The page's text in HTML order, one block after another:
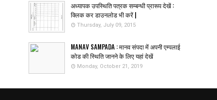
अध्यापक उपस्थिति पत्रक सम्बन्धी प्रारूप देखें :
क्लिक कर डाउनलोड भी करें |
Thursday, July 09, 2015
MANAV SAMPADA : मानव संपदा में अपनी एम्पलाई
कोड की स्थिति जानने के लिए यहां देखें
Monday, October 21, 2019